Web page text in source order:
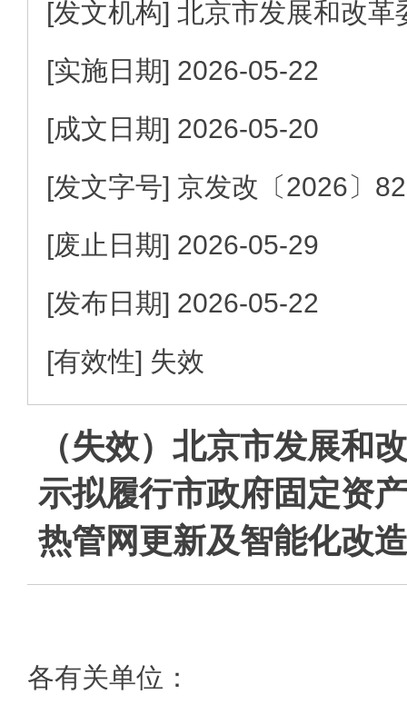
[发文机构] 北京市发展和改革
[实施日期] 2026-05-22
[成文日期] 2026-05-20
[发文字号] 京发改 〔2026〕
[废止日期] 2026-05-29
[发布日期] 2026-05-22
[有效性] 失效
（失效）北京市发展和
示拟履行市政府固定资
热管网更新及智能化改
各有关单位：